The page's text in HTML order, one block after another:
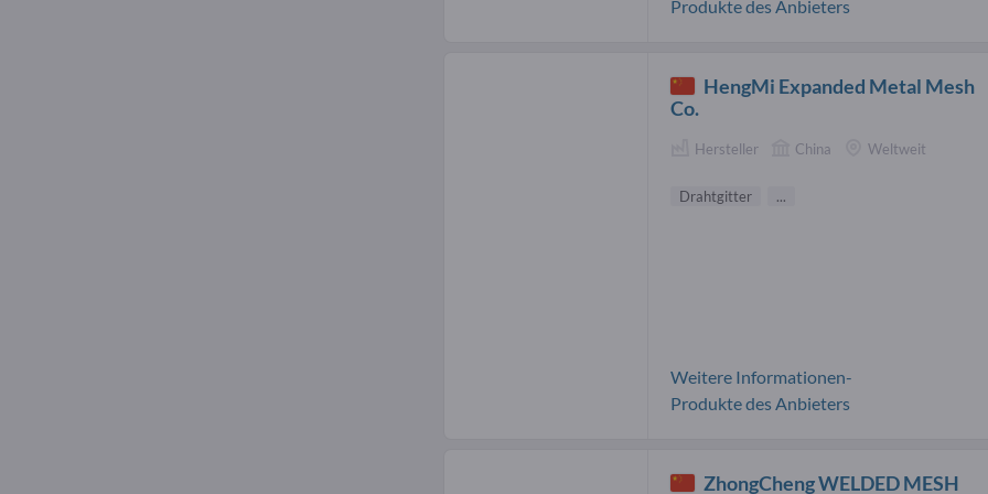
Produkte des Anbieters
HengMi Expanded Metal Mesh
Co.
Hersteller China Weltweit
Drahtgitter ...
Weitere Informationen-
Produkte des Anbieters
ZhongCheng WELDED MESH